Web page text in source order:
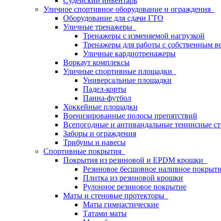
Уличное спортивное оборудование и ограждения
Оборудование для сдачи ГТО
Уличные тренажеры
Тренажеры с изменяемой нагрузкой
Тренажеры для работы с собственным
Уличные кардиотренажеры
Воркаут комплексы
Уличные спортивные площадки
Универсальные площадки
Падел-корты
Панна-футбол
Хоккейные площадки
Военизированные полосы препятствий
Всепогодные и антивандальные теннисные
Заборы и ограждения
Трибуны и навесы
Спортивные покрытия
Покрытия из резиновой и EPDM крошки
Резиновое бесшовное наливное
Плитка из резиновой крошки
Рулонное резиновое покрытие
Маты и стеновые протекторы
Маты гимнастические
Татами маты